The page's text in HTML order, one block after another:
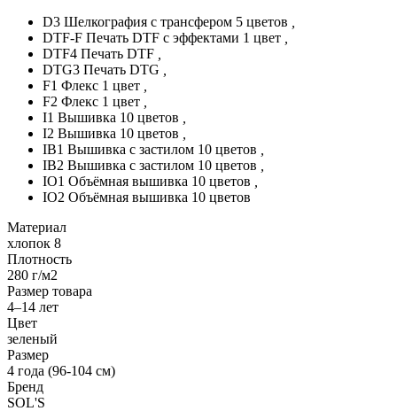
D3 Шелкография с трансфером 5 цветов
DTF-F Печать DTF с эффектами 1 цвет
DTF4 Печать DTF
DTG3 Печать DTG
F1 Флекс 1 цвет
F2 Флекс 1 цвет
I1 Вышивка 10 цветов
I2 Вышивка 10 цветов
IB1 Вышивка с застилом 10 цветов
IB2 Вышивка с застилом 10 цветов
IO1 Объёмная вышивка 10 цветов
IO2 Объёмная вышивка 10 цветов
Материал
хлопок 8
Плотность
280 г/м2
Размер товара
4–14 лет
Цвет
зеленый
Размер
4 года (96-104 см)
Бренд
SOL'S